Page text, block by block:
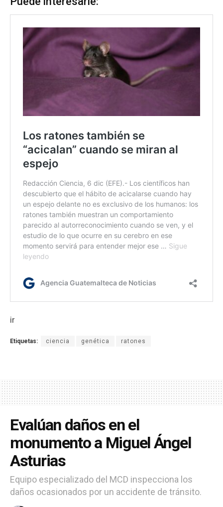
ir
Etiquetas: ciencia genética ratones
Evalúan daños en el
monumento a Miguel Ángel
Asturias
Equipo especializado del MCD inspecciona los
daños ocasionados por un accidente de tránsito.